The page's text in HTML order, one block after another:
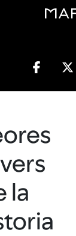
hrs.
la